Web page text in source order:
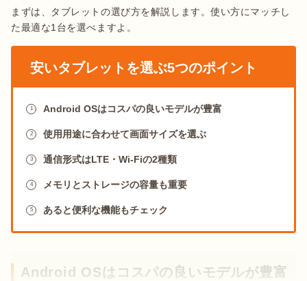
まずは、タブレットの選び方を解説します。使い方にマッチし
た最適な1台を選べますよ。
安いタブレットを選ぶ5つのポイント
1 Android OSはコスパの良いモデルが豊富
2 使用用途に合わせて画面サイズを選ぶ
3 通信形式はLTE・Wi-Fiの2種類
4 メモリとストレージの容量も重要
5 あると便利な機能もチェック
Android OSはコスパの良いモデルが豊富